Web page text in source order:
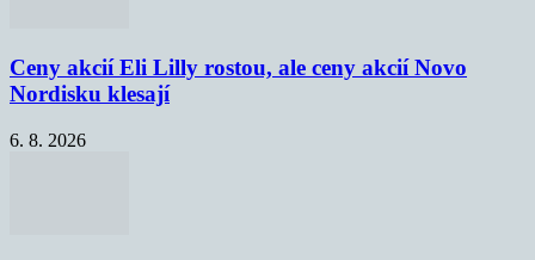
Ceny akcií Eli Lilly rostou, ale ceny akcií Novo
Nordisku klesají
6. 8. 2026